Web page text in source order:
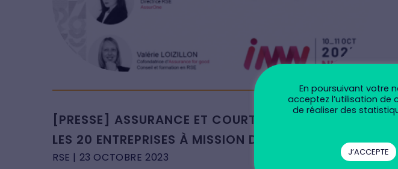
[PRESSE] ASSURANCE ET COURTAGE : QUI SONT
LES 20 ENTREPRISES À MISSION DU SECTEUR ?
RSE | 23 OCTOBRE 2023
En poursuivant votre
acceptez l’utilisation de
de réaliser des
J’ACCEPTE